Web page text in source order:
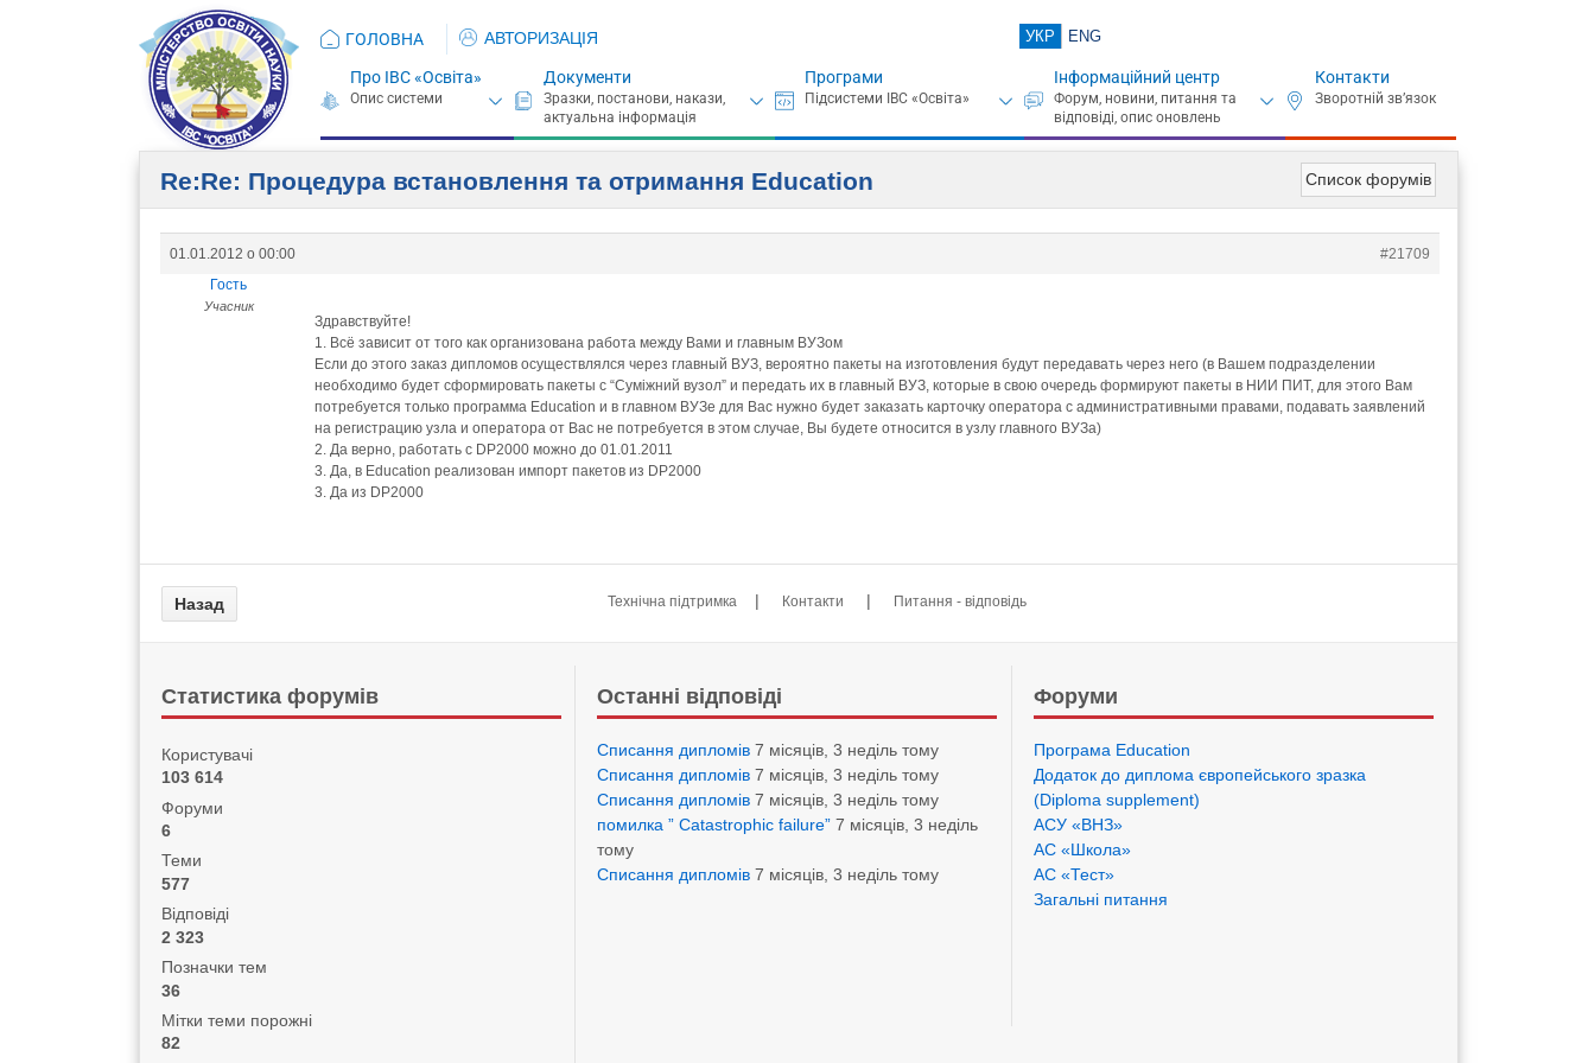
ГОЛОВНА АВТОРИЗАЦІЯ УКР ENG
Про ІВС «Освіта» Документи Програми Інформаційний центр Контакти
Список форумів
Re:Re: Процедура встановлення та отримання Education
01.01.2012 о 00:00
#21709
Гость
Учасник
Здравствуйте!
1. Всё зависит от того как организована работа между Вами и главным ВУЗом
Если до этого заказ дипломов осуществлялся через главный ВУЗ, вероятно пакеты на изготовления будут передавать через него (в Вашем подразделении
необходимо будет сформировать пакеты с “Суміжний вузол” и передать их в главный ВУЗ, которые в свою очередь формируют пакеты в НИИ ПИТ, для этого Вам
потребуется только программа Education и в главном ВУЗе для Вас нужно будет заказать карточку оператора с административными правами, подавать заявлений
на регистрацию узла и оператора от Вас не потребуется в этом случае, Вы будете относится в узлу главного ВУЗа)
2. Да верно, работать с DP2000 можно до 01.01.2011
3. Да, в Education реализован импорт пакетов из DP2000
3. Да из DP2000
Технічна підтримка | Контакти | Питання - відповідь
Статистика форумів
Користувачі
103 614
Форуми
6
Теми
577
Відповіді
2 323
Позначки тем
36
Мітки теми порожні
82
Останні відповіді
Списання дипломів 7 місяців, 3 неділь тому
Списання дипломів 7 місяців, 3 неділь тому
Списання дипломів 7 місяців, 3 неділь тому
помилка ” Catastrophic failure” 7 місяців, 3 неділь
тому
Списання дипломів 7 місяців, 3 неділь тому
Форуми
Програма Eduсation
Додаток до диплома європейського зразка
(Diploma supplement)
АСУ «ВНЗ»
АС «Школа»
АС «Тест»
Загальні питання